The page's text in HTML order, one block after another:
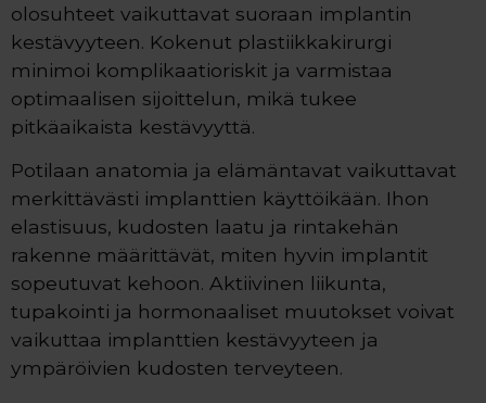
olosuhteet vaikuttavat suoraan implantin
kestävyyteen. Kokenut plastiikkakirurgi
minimoi komplikaatioriskit ja varmistaa
optimaalisen sijoittelun, mikä tukee
pitkäaikaista kestävyyttä.
Potilaan anatomia ja elämäntavat vaikuttavat
merkittävästi implanttien käyttöikään. Ihon
elastisuus, kudosten laatu ja rintakehän
rakenne määrittävät, miten hyvin implantit
sopeutuvat kehoon. Aktiivinen liikunta,
tupakointi ja hormonaaliset muutokset voivat
vaikuttaa implanttien kestävyyteen ja
ympäröivien kudosten terveyteen.